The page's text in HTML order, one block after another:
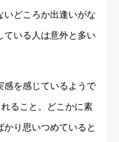
いどころか出逢いがな
いる人は意外と多い
感を感じているようで
ること。どこかに素
り思いつめていると